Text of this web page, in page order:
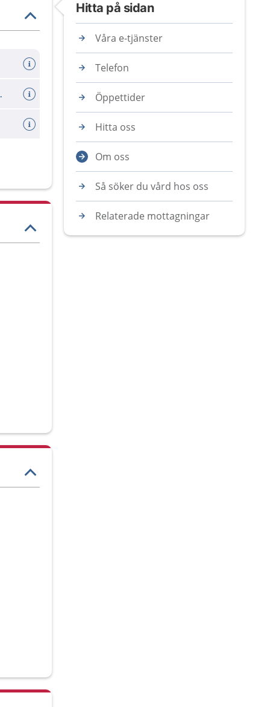
tid
Hitta på sidan
Våra e-tjänster
Telefon
Öppettider
Hitta oss
Om oss
Så söker du vård hos oss
Relaterade mottagningar